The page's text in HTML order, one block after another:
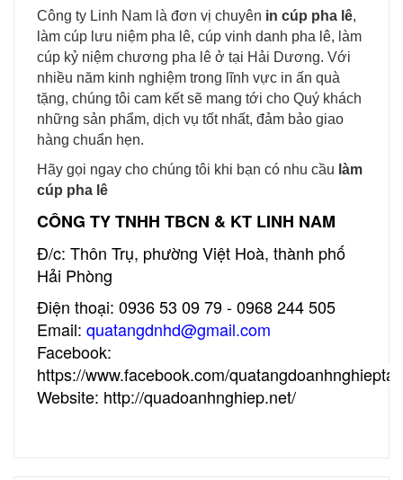
Công ty Linh Nam là đơn vị chuyên in cúp pha lê,
làm cúp lưu niệm pha lê, cúp vinh danh pha lê, làm
cúp kỷ niệm chương pha lê ở tại Hải Dương. Với
nhiều năm kinh nghiệm trong lĩnh vực in ấn quà
tặng, chúng tôi cam kết sẽ mang tới cho Quý khách
những sản phẩm, dịch vụ tốt nhất, đảm bảo giao
hàng chuẩn hẹn.
Hãy gọi ngay cho chúng tôi khi bạn có nhu cầu làm
cúp pha lê
CÔNG TY TNHH TBCN & KT LINH NAM
Đ/c: Thôn Trụ, phường Việt Hoà, thành phố
Hải Phòng
Điện thoại: 0936 53 09 79- 0968 244 505
Email: quatangdnhd@gmail.com
Facebook:
https://www.facebook.com/
Website: http://quadoanhnghiep.net/